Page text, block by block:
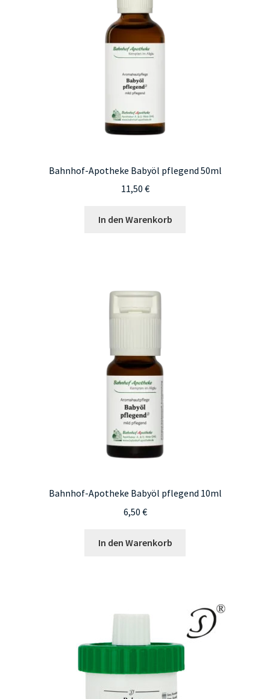
Bahnhof-Apotheke Babyöl pflegend 50ml
11,50 €
In den Warenkorb
Bahnhof-Apotheke Babyöl pflegend 10ml
6,50 €
In den Warenkorb